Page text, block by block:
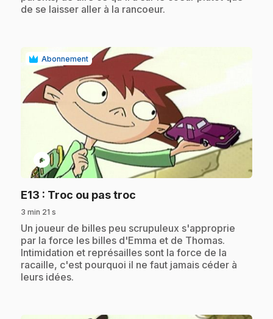
de se laisser aller à la rancoeur.
Abonnement
play_circle
E13 : Troc ou pas troc
3 min 21 s
.Un joueur de billes peu scrupuleux s'approprie
par la force les billes d'Emma et de Thomas.
Intimidation et représailles sont la force de la
racaille, c'est pourquoi il ne faut jamais céder à
leurs idées.